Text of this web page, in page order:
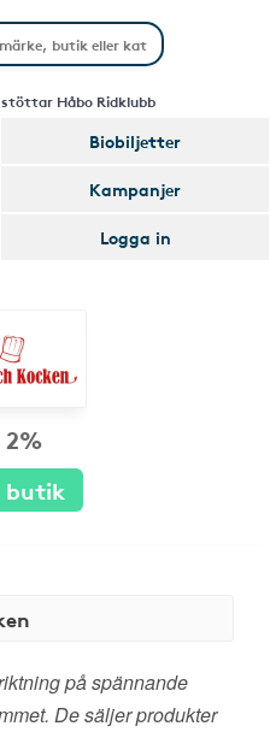
stöttar Håbo Ridklubb
Biobiljetter
Kampanjer
Logga in
butik
på spännande
De säljer produkter